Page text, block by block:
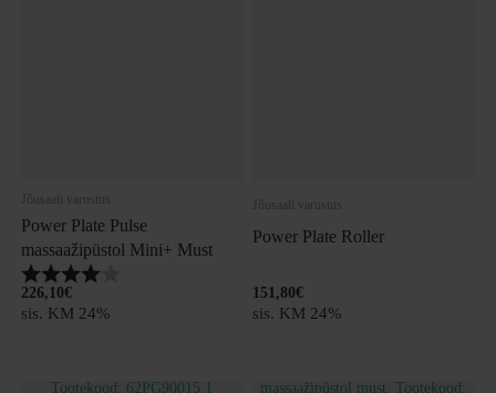
Power Plate Pulse
massaažipüstol Mini+ Must
Hinnang:
226,10€
sis. KM 24%
Power Plate Roller
151,80€
sis. KM 24%